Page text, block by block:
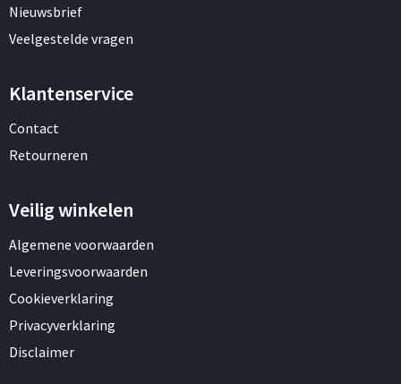
Nieuwsbrief
Veelgestelde vragen
Klantenservice
Contact
Retourneren
Veilig winkelen
Algemene voorwaarden
Leveringsvoorwaarden
Cookieverklaring
Privacyverklaring
Disclaimer